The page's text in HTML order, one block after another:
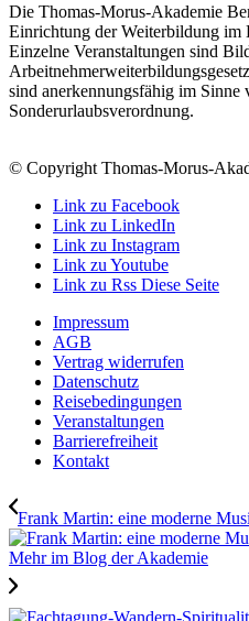
Die Thomas-Morus-Akademie
Einrichtung der Weiterbildung im
Einzelne Veranstaltungen sind
sind anerkennungsfähig im Sinne
Sonderurlaubsverordnung.
© Copyright Thomas-Morus-
Link zu Facebook
Link zu LinkedIn
Link zu Instagram
Link zu Youtube
Link zu Rss Diese Seite
Impressum
AGB
Vertrag widerrufen
Datenschutz
Reisebedingungen
Veranstaltungen
Barrierefreiheit
Kontakt
Frank Martin: eine moderne